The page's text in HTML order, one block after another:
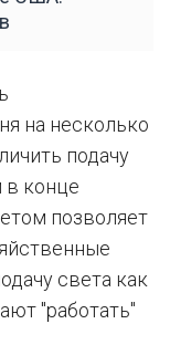
на несколько
подачу
в конце
позволяет
света как
"работать"